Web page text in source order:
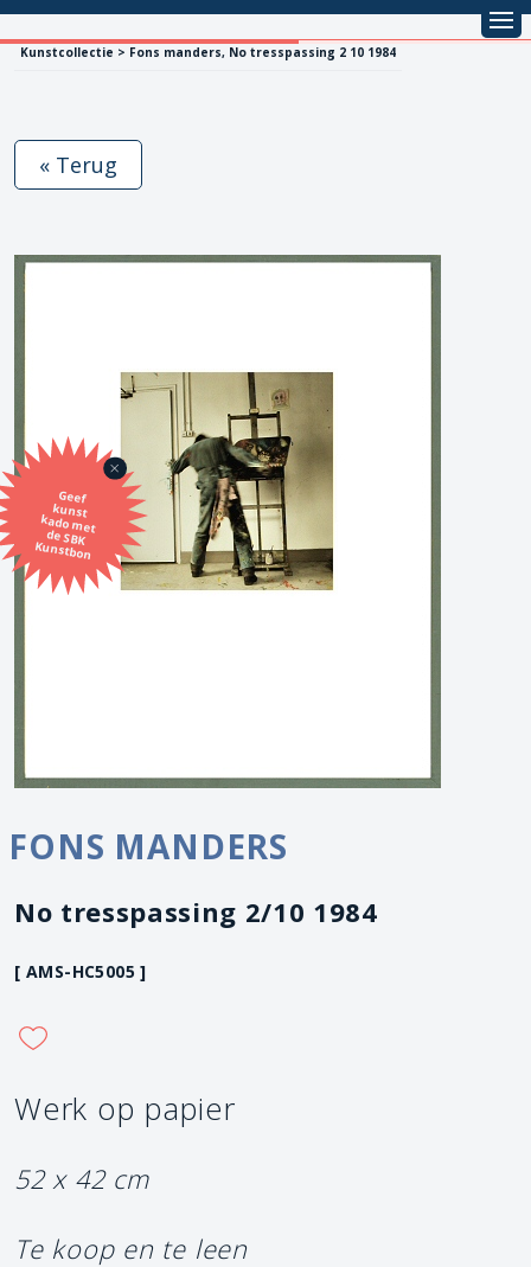
Kunstcollectie > Fons manders, No tresspassing 2 10 1984
Geef
kunst
kado met
de SBK
Kunstbon
« Terug
FONS MANDERS
No tresspassing 2/10 1984
[ AMS-HC5005 ]
Werk op papier
52 x 42 cm
Te koop en te leen